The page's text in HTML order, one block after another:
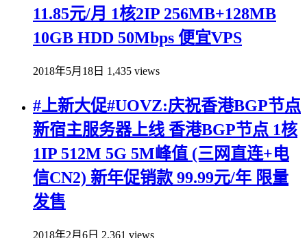
11.85元/月 1核2IP 256MB+128MB
10GB HDD 50Mbps 便宜VPS
2018年5月18日 1,435 views
#上新大促#UOVZ:庆祝香港BGP节点
新宿主服务器上线 香港BGP节点 1核
1IP 512M 5G 5M峰值 (三网直连+电
信CN2) 新年促销款 99.99元/年 限量
发售
2018年2月6日 2,361 views